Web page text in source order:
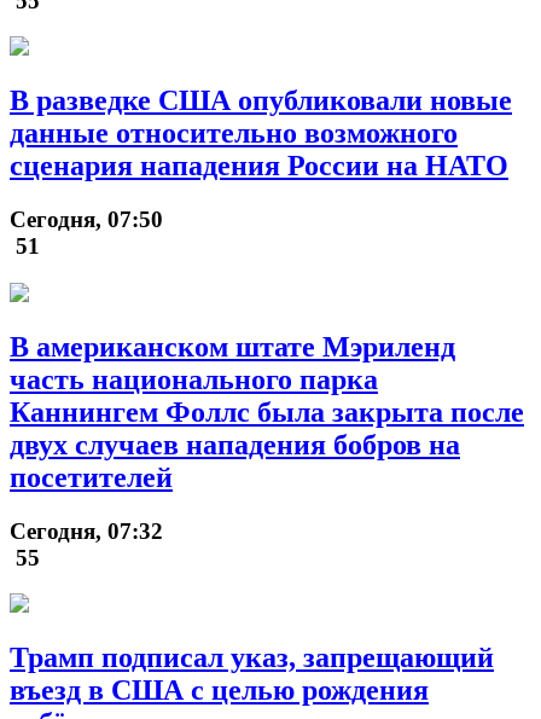
В разведке США опубликовали новые
данные относительно возможного
сценария нападения России на НАТО
Сегодня, 07:50
51
В американском штате Мэриленд
часть национального парка
Каннингем Фоллс была закрыта после
двух случаев нападения бобров на
посетителей
Сегодня, 07:32
55
Трамп подписал указ, запрещающий
въезд в США с целью рождения